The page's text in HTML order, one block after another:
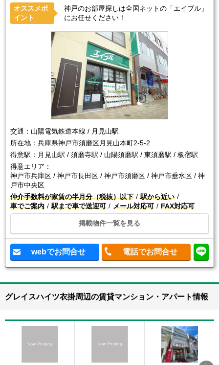
オススメポ
イント
神戸のお部屋探しは全国ネットの「エイブル」
にお任せください！
交通： 山陽電気鉄道本線 / 月見山駅
所在地： 兵庫県神戸市須磨区月見山本町2-5-2
得意駅： 月見山駅 / 須磨寺駅 / 山陽須磨駅 / 東須磨駅 / 板宿駅
得意エリア：
神戸市兵庫区 / 神戸市長田区 / 神戸市須磨区 / 神戸市垂水区 / 神
戸市中央区
仲介手数料が家賃の半月分（税抜）以下
駅から近い
車でご案内
駅まで車で送迎可 メール対応可 FAX対応可
掲載物件一覧を見る
webでお問合せ 電話でお問合せ
グレイスハイツ衣掛周辺の賃貸マンション・アパート情報